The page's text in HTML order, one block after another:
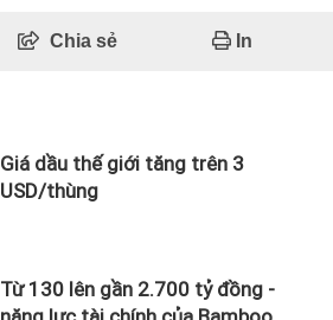
Chia sẻ In
Giá dầu thế giới tăng trên 3
USD/thùng
Từ 130 lên gần 2.700 tỷ đồng -